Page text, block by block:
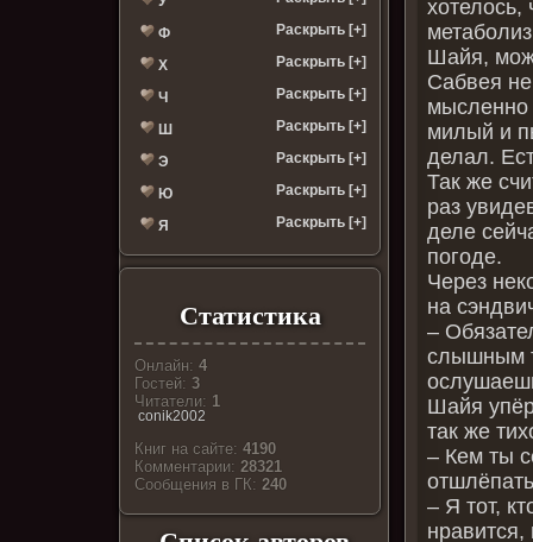
Ф Раскрыть [+]
Х Раскрыть [+]
Ч Раскрыть [+]
Ш Раскрыть [+]
Э Раскрыть [+]
Ю Раскрыть [+]
Я Раскрыть [+]
Статистика
Онлайн:4
Гостей:3
Читатели: 1
conik2002
Книг на сайте:4190
Комментарии:28321
Cообщения в ГК:240
хотелось,
Шайя,
Сабвея
мысленно
милый и
делал.
Так же
раз
деле
погоде.
Через
на
–
слышным
Шайя
так же
– Кем ты
– Я тот,
нравится,